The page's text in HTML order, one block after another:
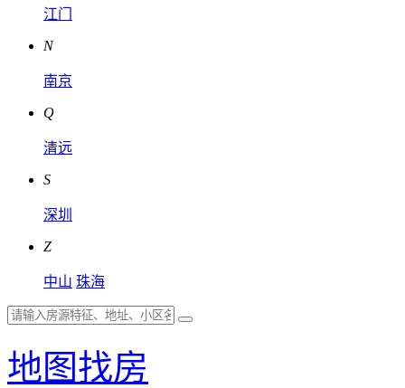
江门
N
南京
Q
清远
S
深圳
Z
中山 珠海
地图找房